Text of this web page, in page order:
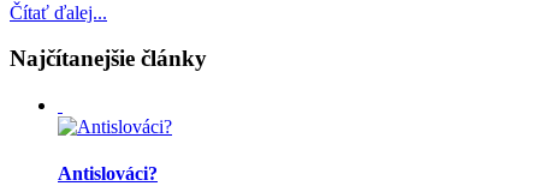
Čítať ďalej...
Najčítanejšie články
Antislováci?